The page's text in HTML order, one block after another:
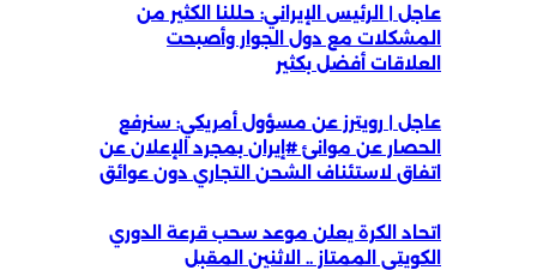
عاجل | الرئيس الإيراني: حللنا الكثير من
المشكلات مع دول الجوار وأصبحت
العلاقات أفضل بكثير
عاجل | رويترز عن مسؤول أمريكي: سنرفع
الحصار عن موانئ #إيران بمجرد الإعلان عن
اتفاق لاستئناف الشحن التجاري دون عوائق
اتحاد الكرة يعلن موعد سحب قرعة الدوري
الكويتي الممتاز .. الاثنين المقبل